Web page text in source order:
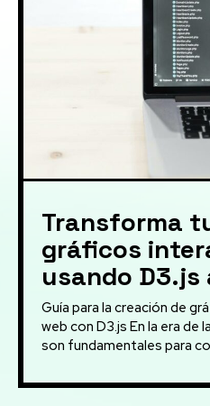
Transforma
gráficos
usando D3.js
Guía para la creación de
web con D3.js En la era
son fundamentales para